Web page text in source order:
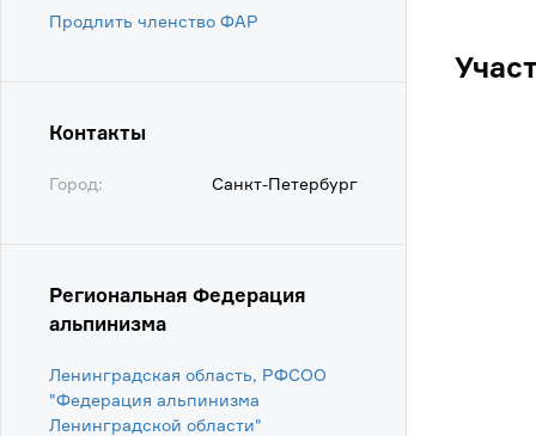
Продлить членство ФАР
Контакты
Город: Санкт-Петербург
Региональная Федерация
альпинизма
Ленинградская область, РФСОО
"Федерация альпинизма
Ленинградской области"